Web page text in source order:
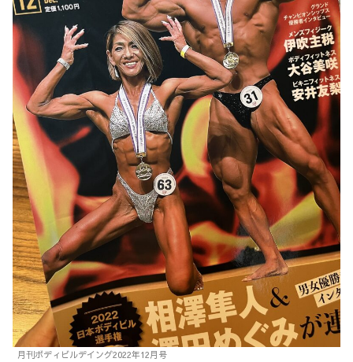
月刊ボディビルデイング2022年12月号